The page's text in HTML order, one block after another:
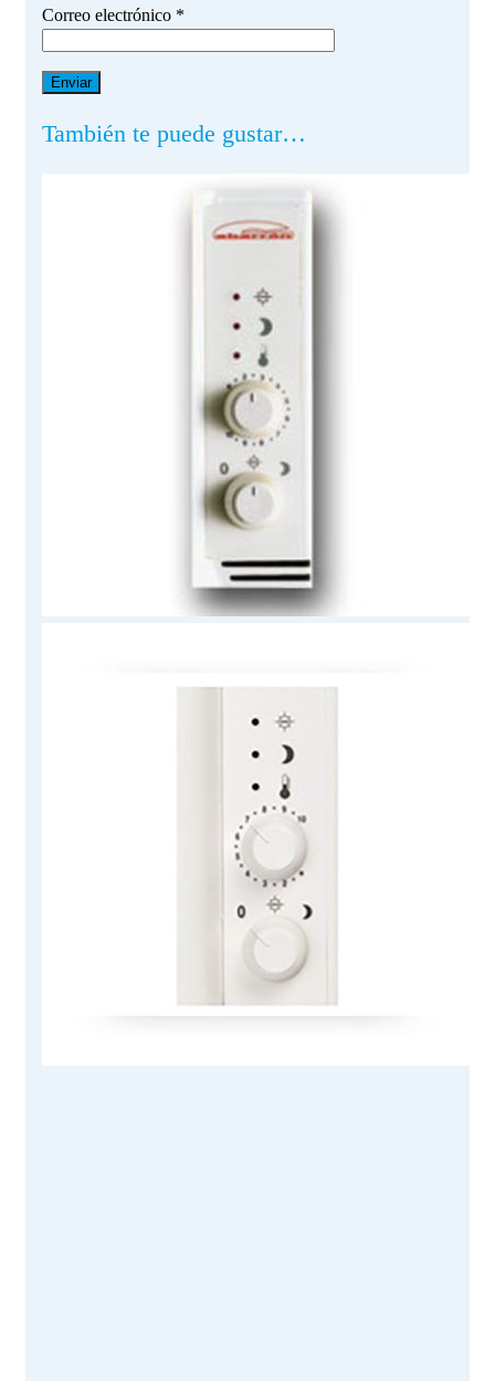
Correo electrónico *
También te puede gustar…